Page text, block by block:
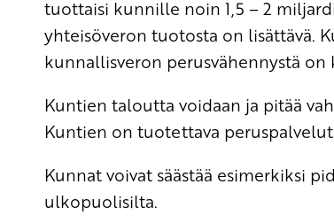
tuottaisi kunnille noin 1,5 – 2
yhteisöveron tuotosta on lisättävä.
kunnallisveron perusvähennystä
Kuntien taloutta voidaan ja pitää
Kuntien on tuotettava
Kunnat voivat säästää esimerkiksi
ulkopuolisilta.